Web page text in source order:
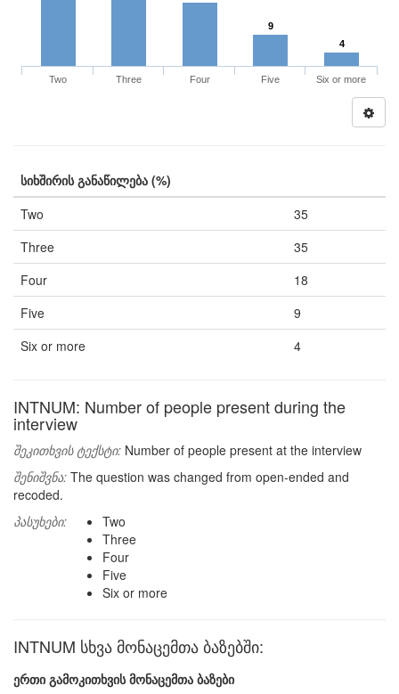
9
4
Two Three Four Five Six or more
სიხშირის განაწილება (%)
Two
35
Three
35
Four
18
Five
9
Six or more
4
INTNUM: Number of people present during the
interview
შეკითხვის ტექსტი: Number of people present at the interview
შენიშვნა: The question was changed from open-ended and
recoded.
პასუხები:
Two
Three
Four
Five
Six or more
INTNUM სხვა მონაცემთა ბაზებში:
ერთი გამოკითხვის მონაცემთა ბაზები